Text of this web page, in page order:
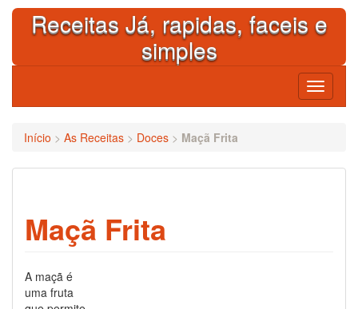
Skip
contentReceitas Já, rapidas, faceis e
simples
Toggle
Início > As Receitas > Doces > Maçã Frita
Maçã Frita
A maçã é
uma fruta